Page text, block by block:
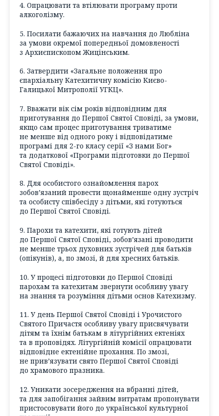
4. Опрацювати та втілювати програму проти
алкоголізму.
5. Посилати бажаючих на навчання до Любліна
за умови окремої попередньої домовленості
з Архиєпископом Жицінським.
6. Затвердити «Загальне положення про
єпархіальну Катехитичну комісію Києво-
Галицької Митрополії УГКЦ».
7. Вважати вік сім років відповідним для
приготування до Першої Святої Сповіді, за умови,
якщо сам процес приготування триватиме
не менше від одного року і відповідатиме
програмі для 2-го класу серії «З нами Бог»
та додаткової «Програми підготовки до Першої
Святої Сповіді».
8. Для особистого ознайомлення парох
зобов’язаний провести щонайменше одну зустріч
та особисту співбесіду з дітьми, які готуються
до Першої Святої Сповіді.
9. Парохи та катехити, які готують дітей
до Першої Святої Сповіді, зобов’язані проводити
не менше трьох духовних зустрічей для батьків
(опікунів), а, по змозі, й для хресних батьків.
10. У процесі підготовки до Першої Сповіді
парохам та катехитам звернути особливу увагу
на знання та розуміння дітьми основ Катехизму.
11. У день Першої Святої Сповіді і Урочистого
Святого Причастя особливу увагу присвячувати
дітям та їхнім батькам в літургійних ектеніях
та в проповідях. Літургійній комісії опрацювати
відповідне ектенійне прохання. По змозі,
не прив’язувати свято Першої Святої Сповіді
до храмового празника.
12. Уникати зосередження на вбранні дітей,
та для запобігання зайвим витратам пропонувати
пристосовувати його до української культурної